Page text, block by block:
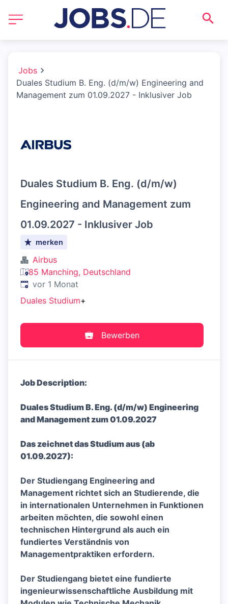
Jobs
Duales Studium B. Eng. (d/m/w) Engineering and
Management zum 01.09.2027 - Inklusiver Job
Duales Studium B. Eng. (d/m/w)
Engineering and Management zum
01.09.2027 - Inklusiver Job
merken
Airbus
85 Manching, Deutschland
Veröffentlicht:
vor 1 Monat
Duales Studium+
Bewerben
Job Description:
Duales Studium B. Eng. (d/m/w) Engineering
and Management zum 01.09.2027
Das zeichnet das Studium aus (ab
01.09.2027):
Der Studiengang Engineering and
Management richtet sich an Studierende, die
in internationalen Unternehmen in Funktionen
arbeiten möchten, die sowohl einen
technischen Hintergrund als auch ein
fundiertes Verständnis von
Managementpraktiken erfordern.
Der Studiengang bietet eine fundierte
ingenieurwissenschaftliche Ausbildung mit